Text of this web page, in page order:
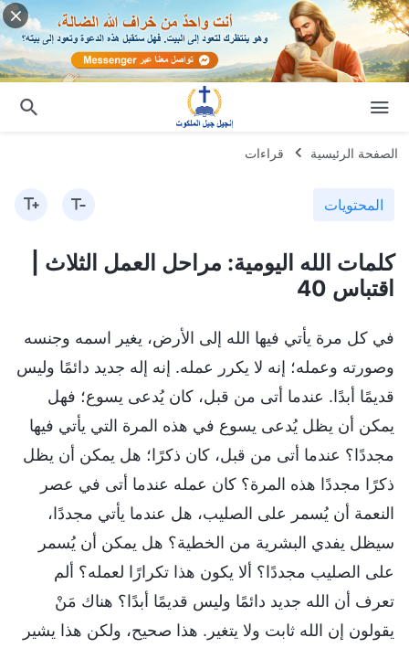
الصفحة الرئيسية قراءات
المحتويات
كلمات الله اليومية: مراحل العمل الثلاث |
اقتباس 40
في كل مرة يأتي فيها الله إلى الأرض، يغير اسمه وجنسه
وصورته وعمله؛ إنه لا يكرر عمله. إنه إله جديد دائمًا وليس
قديمًا أبدًا. عندما أتى من قبل، كان يُدعى يسوع؛ فهل
يمكن أن يظل يُدعى يسوع في هذه المرة التي يأتي فيها
مجددًا؟ عندما أتى من قبل، كان ذكرًا؛ هل يمكن أن يظل
ذكرًا مجددًا هذه المرة؟ كان عمله عندما أتى في عصر
النعمة أن يُسمر على الصليب، هل عندما يأتي مجددًا،
سيظل يفدي البشرية من الخطية؟ هل يمكن أن يُسمر
على الصليب مجددًا؟ ألا يكون هذا تكرارًا لعمله؟ ألم
تعرف أن الله جديد دائمًا وليس قديمًا أبدًا؟ هناك مَنْ
يقولون إن الله ثابت ولا يتغير. هذا صحيح، ولكن هذا يشير